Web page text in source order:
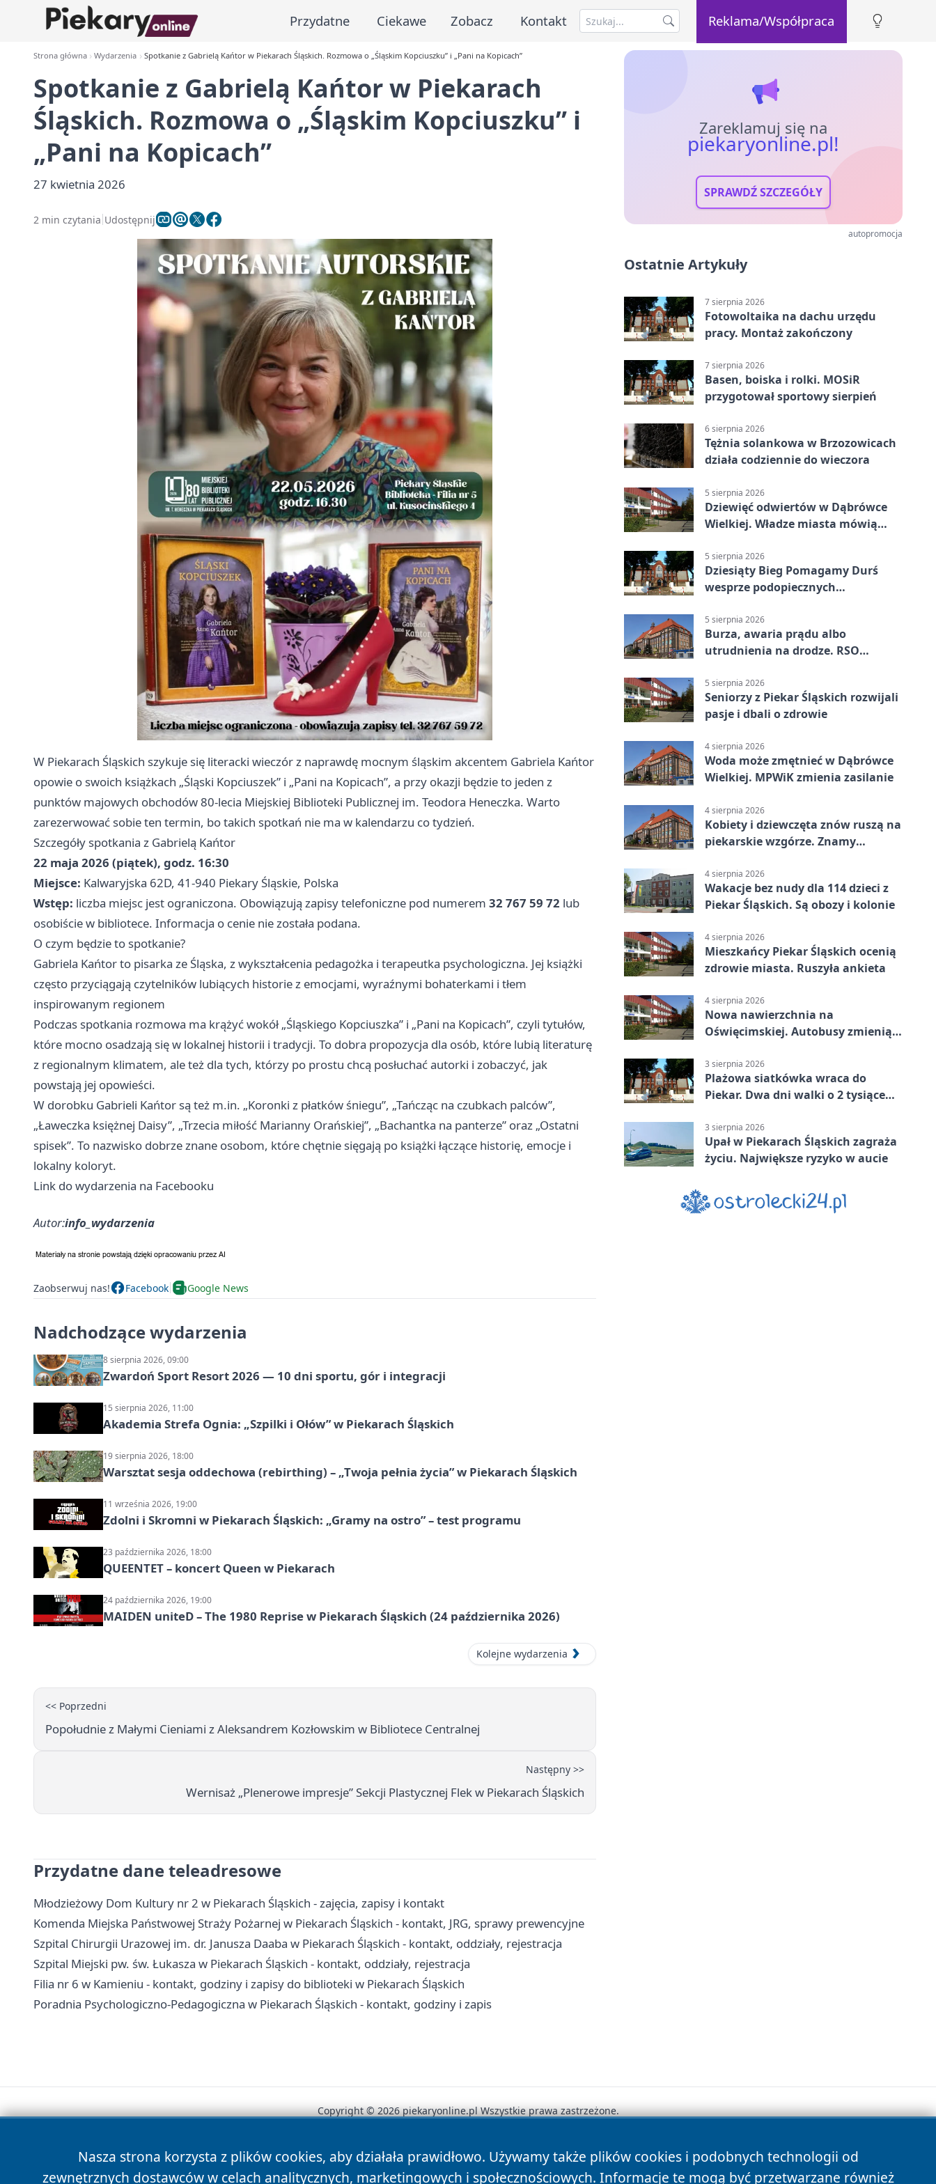
Przydatne Ciekawe Zobacz Kontakt Reklama/Współpraca
Strona główna Wydarzenia Spotkanie z Gabrielą Kańtor w Piekarach Śląskich. Rozmowa o „Śląskim Kopciuszku” i „Pani na Kopicach”
Spotkanie z Gabrielą Kańtor w Piekarach
Śląskich. Rozmowa o „Śląskim Kopciuszku” i
„Pani na Kopicach”
27 kwietnia 2026
2 min czytania Udostępnij
W Piekarach Śląskich szykuje się literacki wieczór z naprawdę mocnym śląskim akcentem Gabriela Kańtor
opowie o swoich książkach „Śląski Kopciuszek” i „Pani na Kopicach”, a przy okazji będzie to jeden z
punktów majowych obchodów 80-lecia Miejskiej Biblioteki Publicznej im. Teodora Heneczka. Warto
zarezerwować sobie ten termin, bo takich spotkań nie ma w kalendarzu co tydzień.
Szczegóły spotkania z Gabrielą Kańtor
22 maja 2026 (piątek), godz. 16:30
Miejsce: Kalwaryjska 62D, 41-940 Piekary Śląskie, Polska
Wstęp: liczba miejsc jest ograniczona. Obowiązują zapisy telefoniczne pod numerem 32 767 59 72 lub
osobiście w bibliotece. Informacja o cenie nie została podana.
O czym będzie to spotkanie?
Gabriela Kańtor to pisarka ze Śląska, z wykształcenia pedagożka i terapeutka psychologiczna. Jej książki
często przyciągają czytelników lubiących historie z emocjami, wyraźnymi bohaterkami i tłem
inspirowanym regionem
Podczas spotkania rozmowa ma krążyć wokół „Śląskiego Kopciuszka” i „Pani na Kopicach”, czyli tytułów,
które mocno osadzają się w lokalnej historii i tradycji. To dobra propozycja dla osób, które lubią literaturę
z regionalnym klimatem, ale też dla tych, którzy po prostu chcą posłuchać autorki i zobaczyć, jak
powstają jej opowieści.
W dorobku Gabrieli Kańtor są też m.in. „Koronki z płatków śniegu”, „Tańcząc na czubkach palców”,
„Ławeczka księżnej Daisy”, „Trzecia miłość Marianny Orańskiej”, „Bachantka na panterze” oraz „Ostatni
spisek”. To nazwisko dobrze znane osobom, które chętnie sięgają po książki łączące historię, emocje i
lokalny koloryt.
Link do wydarzenia na Facebooku
Autor:info_wydarzenia
Zaobserwuj nas! Facebook Google News
Nadchodzące wydarzenia
8 sierpnia 2026, 09:00
Zwardoń Sport Resort 2026 — 10 dni sportu, gór i integracji
15 sierpnia 2026, 11:00
Akademia Strefa Ognia: „Szpilki i Ołów” w Piekarach Śląskich
19 sierpnia 2026, 18:00
Warsztat sesja oddechowa (rebirthing) – „Twoja pełnia życia” w Piekarach Śląskich
11 września 2026, 19:00
Zdolni i Skromni w Piekarach Śląskich: „Gramy na ostro” – test programu
23 października 2026, 18:00
QUEENTET – koncert Queen w Piekarach
24 października 2026, 19:00
MAIDEN uniteD – The 1980 Reprise w Piekarach Śląskich (24 października 2026)
Kolejne wydarzenia
<< Poprzedni
Popołudnie z Małymi Cieniami z Aleksandrem Kozłowskim w Bibliotece Centralnej
Następny >>
Wernisaż „Plenerowe impresje” Sekcji Plastycznej Flek w Piekarach Śląskich
Przydatne dane teleadresowe
Młodzieżowy Dom Kultury nr 2 w Piekarach Śląskich - zajęcia, zapisy i kontakt
Komenda Miejska Państwowej Straży Pożarnej w Piekarach Śląskich - kontakt, JRG, sprawy prewencyjne
Szpital Chirurgii Urazowej im. dr. Janusza Daaba w Piekarach Śląskich - kontakt, oddziały, rejestracja
Szpital Miejski pw. św. Łukasza w Piekarach Śląskich - kontakt, oddziały, rejestracja
Filia nr 6 w Kamieniu - kontakt, godziny i zapisy do biblioteki w Piekarach Śląskich
Poradnia Psychologiczno-Pedagogiczna w Piekarach Śląskich - kontakt, godziny i zapis
Zareklamuj się na
piekaryonline.pl!
SPRAWDŹ SZCZEGÓŁY
autopromocja
Ostatnie Artykuły
7 sierpnia 2026
Fotowoltaika na dachu urzędu
pracy. Montaż zakończony
7 sierpnia 2026
Basen, boiska i rolki. MOSiR
przygotował sportowy sierpień
6 sierpnia 2026
Tężnia solankowa w Brzozowicach
działa codziennie do wieczora
5 sierpnia 2026
Dziewięć odwiertów w Dąbrówce
Wielkiej. Władze miasta mówią
5 sierpnia 2026
Dziesiąty Bieg Pomagamy Durś
wesprze podopiecznych
5 sierpnia 2026
Burza, awaria prądu albo
utrudnienia na drodze. RSO
5 sierpnia 2026
Seniorzy z Piekar Śląskich rozwijali
pasje i dbali o zdrowie
4 sierpnia 2026
Woda może zmętnieć w Dąbrówce
Wielkiej. MPWiK zmienia zasilanie
4 sierpnia 2026
Kobiety i dziewczęta znów ruszą na
piekarskie wzgórze. Znamy
4 sierpnia 2026
Wakacje bez nudy dla 114 dzieci z
Piekar Śląskich. Są obozy i kolonie
4 sierpnia 2026
Mieszkańcy Piekar Śląskich ocenią
zdrowie miasta. Ruszyła ankieta
4 sierpnia 2026
Nowa nawierzchnia na
Oświęcimskiej. Autobusy zmienią
3 sierpnia 2026
Plażowa siatkówka wraca do
Piekar. Dwa dni walki o 2 tysiące
3 sierpnia 2026
Upał w Piekarach Śląskich zagraża
życiu. Największe ryzyko w aucie
Nasza strona korzysta z plików cookies, aby działała prawidłowo. Używamy także plików cookies i podobnych technologii od
zewnętrznych dostawców w celach analitycznych, marketingowych i społecznościowych. Informacje te mogą być przetwarzane również
Copyright © 2026 piekaryonline.pl Wszystkie prawa zastrzeżone.
News Autorzy Polityka Prywatności Polityka Cookies